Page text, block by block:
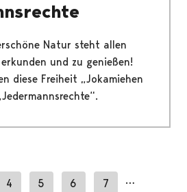
Natur steht allen
und zu genießen!
diese Freiheit „Jokamiehen
4 5 6 7 …